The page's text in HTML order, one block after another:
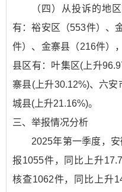
（四）从投诉的地
有：裕安区（553件）、
件）、金寨县（216件）
县区有：叶集区(上升
寨县(上升30.12%)、六
城县(上升21.16%)。
三、举报情况分析
2025年第一季度，
报1055件，同比上升
核查1062件，同比上升